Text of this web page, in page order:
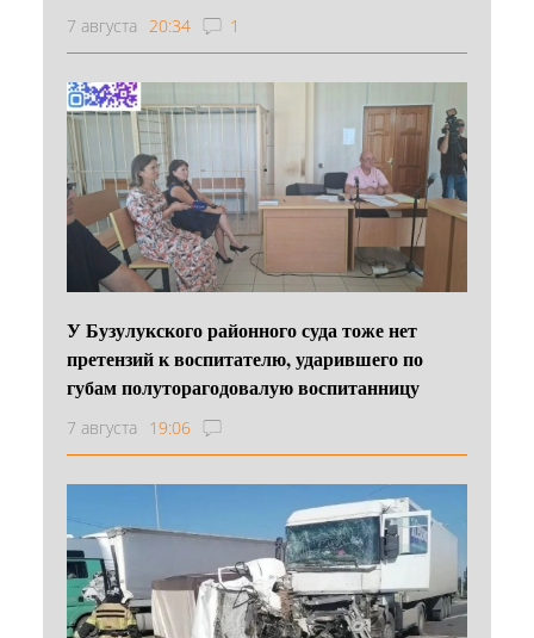
7 августа 20:34 1
У Бузулукского районного суда тоже нет
претензий к воспитателю, ударившего по
губам полуторагодовалую воспитанницу
7 августа 19:06